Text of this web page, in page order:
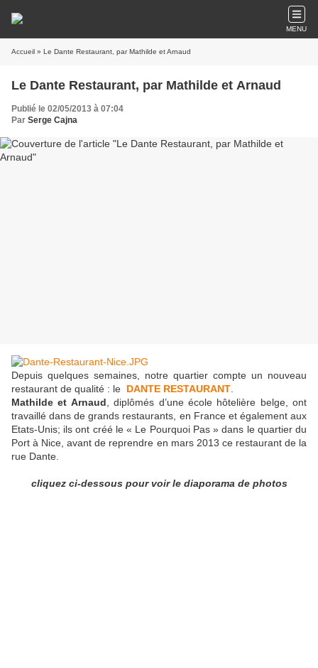
MENU
Accueil » Le Dante Restaurant, par Mathilde et Arnaud
Le Dante Restaurant, par Mathilde et Arnaud
Publié le 02/05/2013 à 07:04
Par Serge Cajna
Depuis quelques semaines, notre quartier compte un nouveau
restaurant de qualité : le DANTE RESTAURANT
Mathilde et Arnaud , diplômés d’une école hôtelière belge, ont
travaillé dans de grands restaurants, en France et également aux
Etats-Unis; ils ont créé le « Le Pourquoi Pas » dans le quartier du
Port à Nice, avant de reprendre en mars 2013 ce restaurant de la
rue Dante.
cliquez ci-dessous pour voir le diaporama de photos